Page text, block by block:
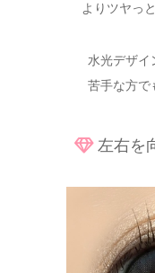
よりツヤっ
水光デザイ
苦手な方で
左右を